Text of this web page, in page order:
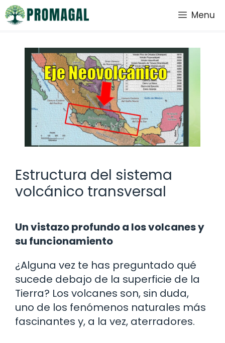
Saltar
al
Menu
Estructura del sistema
volcánico transversal
Un vistazo profundo a los volcanes y
su funcionamiento
¿Alguna vez te has preguntado qué
sucede debajo de la superficie de la
Tierra? Los volcanes son, sin duda,
uno de los fenómenos naturales más
fascinantes y, a la vez, aterradores.